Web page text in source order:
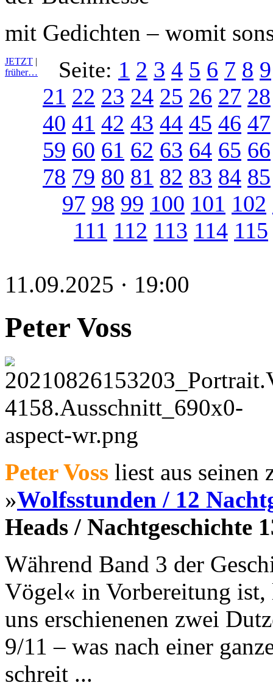
mit Gedichten – womit
JETZT |
früher…
Seite: 1 2 3 4 5 6 7 8 9
21 22 23 24 25 26 27 28
40 41 42 43 44 45 46 47
59 60 61 62 63 64 65 66
78 79 80 81 82 83 84 85
97 98 99 100 101 102
111 112 113 114 115
11.09.2025 · 19:00
Peter Voss
Peter Voss liest aus seinen
»Wolfsstunden / 12
Heads / Nachtgeschichte
Während Band 3 der
Vögel« in Vorbereitung ist,
uns erschienenen zwei
9/11 – was nach einer
schreit ...